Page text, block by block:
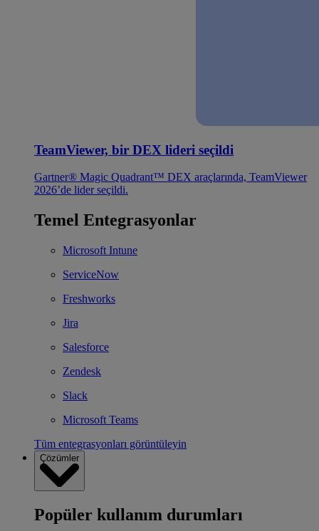
TeamViewer, bir DEX lideri seçildi
Gartner® Magic Quadrant™ DEX araçlarında, TeamViewer
2026’de lider seçildi.
Temel Entegrasyonlar
Microsoft Intune
ServiceNow
Freshworks
Jira
Salesforce
Zendesk
Slack
Microsoft Teams
Tüm entegrasyonları görüntüleyin
Çözümler
Popüler kullanım durumları